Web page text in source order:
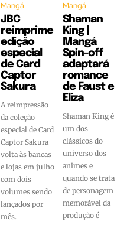
Mangá
JBC
reimprime
edição
especial
de Card
Captor
Sakura
A reimpressão
da coleção
especial de Card
Captor Sakura
volta às bancas
e lojas em julho
com dois
volumes sendo
lançados por
mês.
Mangá
Shaman
King |
Mangá
Spin-off
adaptará
romance
de Faust e
Eliza
Shaman King é
um dos
clássicos do
universo dos
animes e
quando se trata
de personagem
memorável da
produção é